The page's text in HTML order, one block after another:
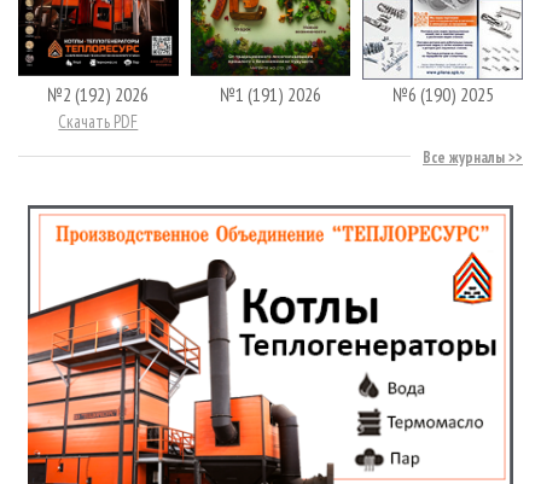
№2 (192) 2026
Скачать PDF
№1 (191) 2026 №6 (190) 2025
Все журналы